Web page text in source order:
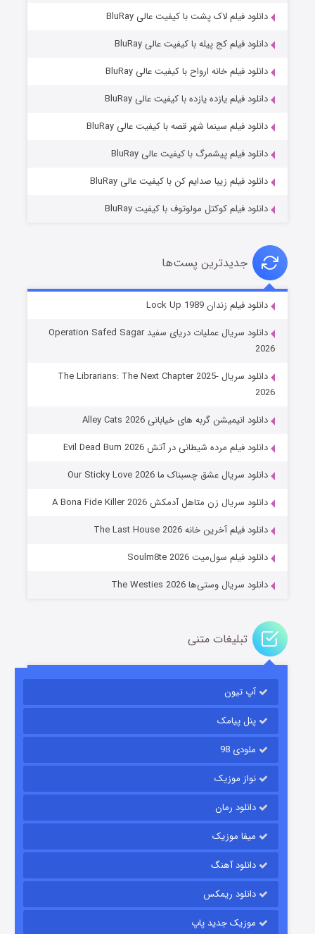
شوهر
عملیات آپارتمان
قسمت2 (زیرنویس) منتشر شد
قسمت
دانلود فیلم لاک پشت با کیفیت عالی BluRay
دانلود فیلم کج‌ پیله با کیفیت عالی BluRay
دانلود فیلم خانه ارواح با کیفیت عالی BluRay
دانلود فیلم یازده یازده با کیفیت عالی BluRay
دانلود فیلم سینما شهر قصه با کیفیت عالی BluRay
دانلود فیلم پیشمرگ با کیفیت عالی BluRay
دانلود فیلم زیبا صدایم کن با کیفیت عالی BluRay
دانلود فیلم کوکتل مولوتوف با کیفیت BluRay
جدیدترین پست‌ها
دانلود فیلم زندان Lock Up 1989
دانلود سریال عملیات دریای سفید Operation Safed Sagar
2026
دانلود سریال The Librarians: The Next Chapter 2025-
2026
دانلود انیمیشن گربه های خیابانی Alley Cats 2026
دانلود فیلم مرده شیطانی در آتش Evil Dead Burn 2026
دانلود سریال عشق چسبناک ما Our Sticky Love 2026
دانلود سریال زن متاهل آدمکش A Bona Fide Killer 2026
دانلود فیلم آخرین خانه The Last House 2026
دانلود فیلم سول‌میت Soulm8te 2026
دانلود سریال وستی‌ها The Westies 2026
تبلیغات متنی
آپ تیون
پنل پیامک
ملودی 98
نواز موزیک
دانلود رمان
میفا موزیک
دانلود آهنگ
دانلود ریمکس
موزیک جدید پاپ